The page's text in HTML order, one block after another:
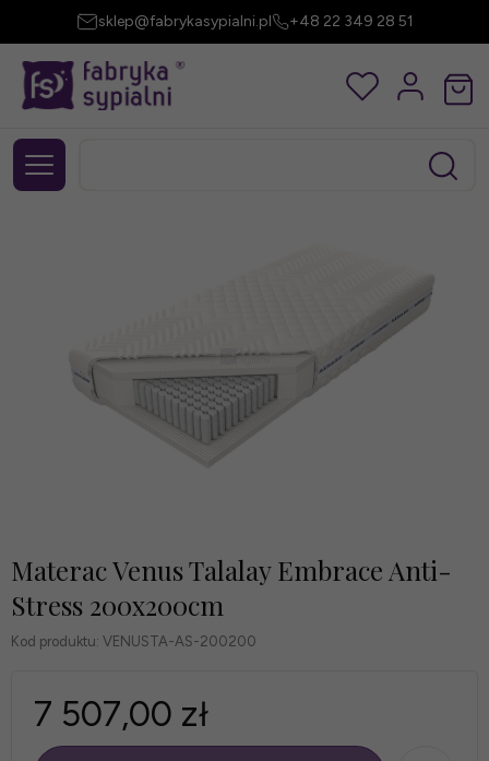
sklep@fabrykasypialni.pl +48 22 349 28 51
Materac Venus Talalay Embrace Anti-
Stress 200x200cm
Kod produktu: VENUSTA-AS-200200
7 507,00 zł